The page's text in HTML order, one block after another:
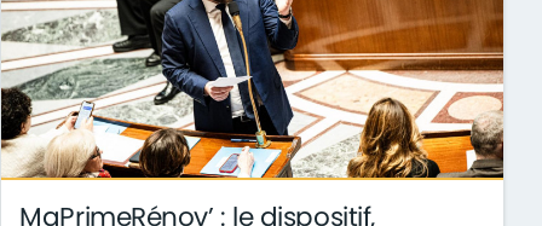
MaPrimeRénov’ : le dispositif,